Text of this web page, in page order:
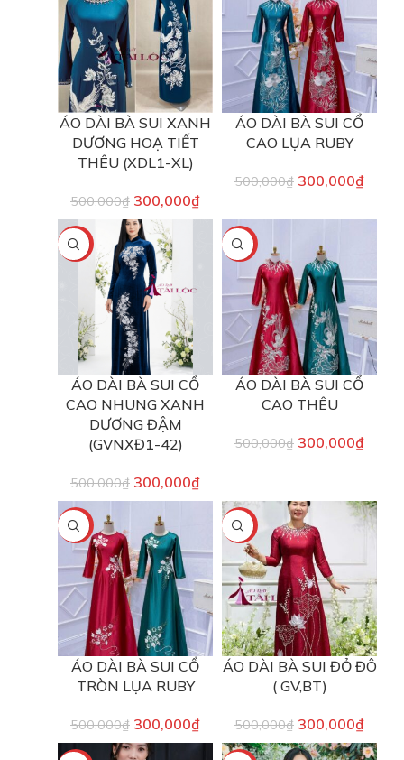
ÁO DÀI BÀ SUI XANH
DƯƠNG HOẠ TIẾT
THÊU (XDL1-XL)
500,000₫ 300,000₫
ÁO DÀI BÀ SUI CỔ
CAO LỤA RUBY
500,000₫ 300,000₫
-40%
ÁO DÀI BÀ SUI CỔ
CAO NHUNG XANH
DƯƠNG ĐẬM
(GVNXĐ1-42)
500,000₫ 300,000₫
-40%
ÁO DÀI BÀ SUI CỔ
CAO THÊU
500,000₫ 300,000₫
-40%
ÁO DÀI BÀ SUI CỔ
TRÒN LỤA RUBY
500,000₫ 300,000₫
-40%
ÁO DÀI BÀ SUI ĐỎ ĐÔ
( GV,BT)
500,000₫ 300,000₫